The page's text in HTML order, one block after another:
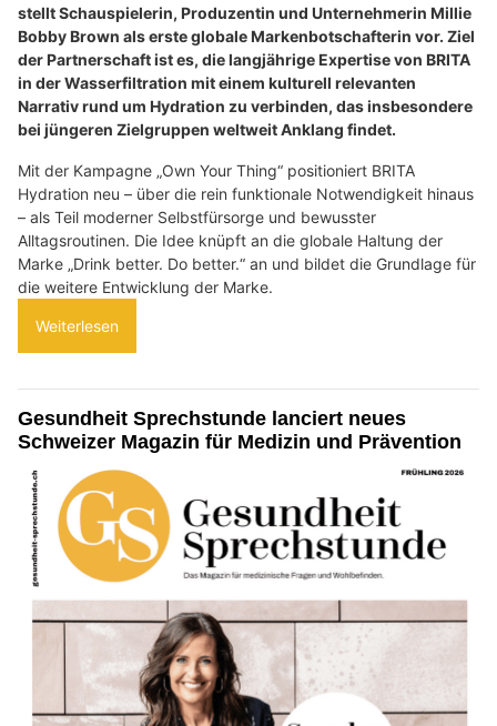
stellt Schauspielerin, Produzentin und Unternehmerin Millie
Bobby Brown als erste globale Markenbotschafterin vor. Ziel
der Partnerschaft ist es, die langjährige Expertise von BRITA
in der Wasserfiltration mit einem kulturell relevanten
Narrativ rund um Hydration zu verbinden, das insbesondere
bei jüngeren Zielgruppen weltweit Anklang findet.
Mit der Kampagne „Own Your Thing“ positioniert BRITA
Hydration neu – über die rein funktionale Notwendigkeit hinaus
– als Teil moderner Selbstfürsorge und bewusster
Alltagsroutinen. Die Idee knüpft an die globale Haltung der
Marke „Drink better. Do better.“ an und bildet die Grundlage für
die weitere Entwicklung der Marke.
Weiterlesen
Gesundheit Sprechstunde lanciert neues
Schweizer Magazin für Medizin und Prävention